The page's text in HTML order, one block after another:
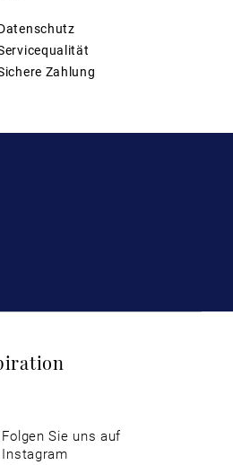
Zahlung
Folgen Sie uns auf
Instagram